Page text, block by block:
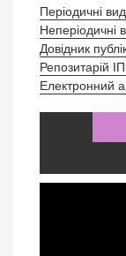
Періодичні
Неперіодичні
Довідник
Репозитарій
Електронний